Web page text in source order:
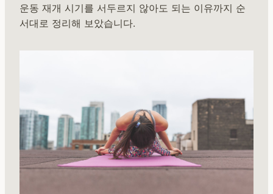
운동 재개 시기를 서두르지 않아도 되는 이유까지 순
서대로 정리해 보았습니다.